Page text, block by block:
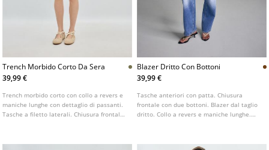
Trench Morbido Corto Da Sera
39,99 €
Trench morbido corto con collo a revers e
maniche lunghe con dettaglio di passanti.
Tasche a filetto laterali. Chiusura frontale
Blazer Dritto Con Bottoni
39,99 €
Tasche anteriori con patta. Chiusura
frontale con due bottoni. Blazer dal taglio
dritto. Collo a revers e maniche lunghe.